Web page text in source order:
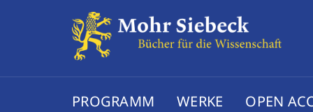
PROGRAMM WERKE OPEN